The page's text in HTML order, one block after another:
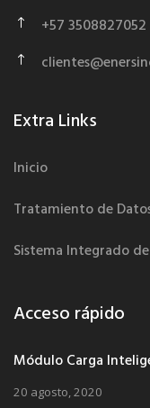
+57 3508827052
Extra Links
Inicio
Tratamiento de
Sistema Integrado
Acceso rápido
Módulo Carga
20 agosto, 2020